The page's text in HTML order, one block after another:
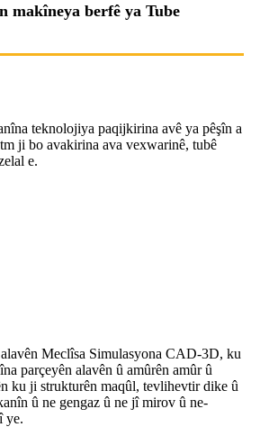
makîneya berfê ya Tube
teknolojiya paqijkirina avê ya pêşîn a
ji bo avakirina ava vexwarinê, tubê
e.
Meclîsa Simulasyona CAD-3D, ku
parçeyên alavên û amûrên amûr û
ku ji strukturên maqûl, tevlihevtir dike û
û ne gengaz û ne jî mirov û ne-
ye.